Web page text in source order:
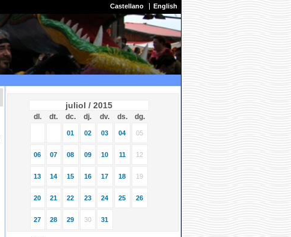
Castellano English
juliol / 2015
dl. dt. dc. dj. dv. ds. dg.
01 02 03 04 05
06 07 08 09 10 11 12
13 14 15 16 17 18 19
20 21 22 23 24 25 26
27 28 29 30 31